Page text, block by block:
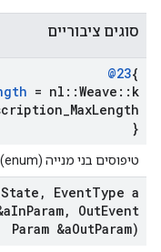
סוגים ציבוריים
@23{
= nl ::Weave :: k
MaxLength
}
טיפוסים בני מנייה (enum)
State , EventType a
InParam, OutEvent
Param &aOutParam)